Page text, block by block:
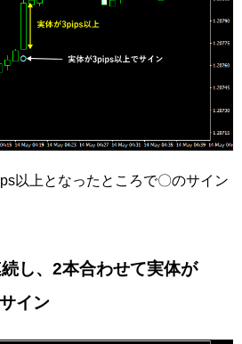
以上となったところで〇のサイン
し、2本合わせて実体が
イン